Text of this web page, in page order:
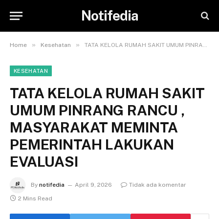
Notifedia
Home » Kesehatan » TATA KELOLA RUMAH SAKIT UMUM PINRANG RANCU , MASYARAKAT MEMINTA PEMERINTAH LAKUKAN EVALUASI
KESEHATAN
TATA KELOLA RUMAH SAKIT
UMUM PINRANG RANCU ,
MASYARAKAT MEMINTA
PEMERINTAH LAKUKAN
EVALUASI
By notifedia April 9, 2026
Tidak ada komentar
2 Mins Read